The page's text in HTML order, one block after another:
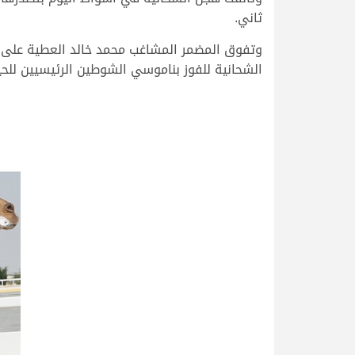
ثاني.
وتفوق المضمر المشاغب محمد خالد العطية
الشحانية للفوز بناموسي الشوطين الرئيسيين